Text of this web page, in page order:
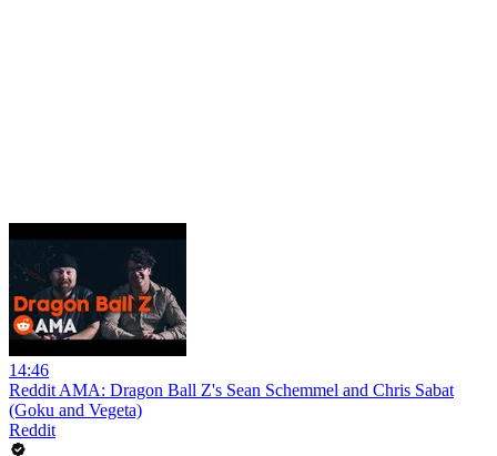
14:46
Reddit AMA: Dragon Ball Z's Sean Schemmel and Chris Sabat
(Goku and Vegeta)
Reddit